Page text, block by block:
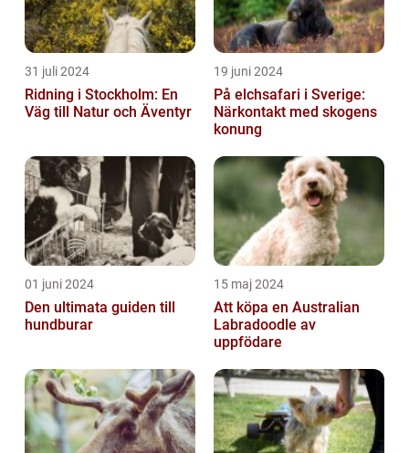
31 juli 2024
Ridning i Stockholm: En
Väg till Natur och Äventyr
19 juni 2024
På elchsafari i Sverige:
Närkontakt med skogens
konung
01 juni 2024
Den ultimata guiden till
hundburar
15 maj 2024
Att köpa en Australian
Labradoodle av
uppfödare